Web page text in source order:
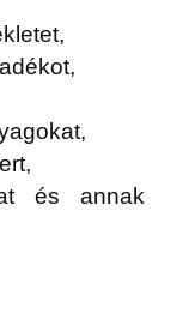
és annak